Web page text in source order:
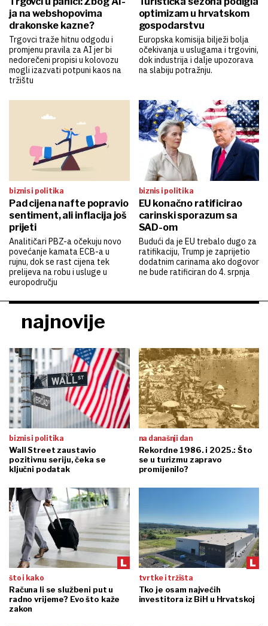
ja na webshopovima
drakonske kazne?
Trgovci traže hitnu odgodu i
promjenu pravila za AI jer bi
nedorečeni propisi u kolovozu
mogli izazvati potpuni kaos na
tržištu
optimizam u hrvatskom
gospodarstvu
Europska komisija bilježi bolja
očekivanja u uslugama i trgovini,
dok industrija i dalje upozorava
na slabiju potražnju.
biznis i politika
Pad cijena nafte popravio
sentiment, ali inflacija još
prijeti
Analitičari PBZ-a očekuju novo
povećanje kamata ECB-a u
rujnu, dok se rast cijena tek
prelijeva na robu i usluge u
europodručju
biznis i politika
EU konačno ratificirao
carinski sporazum sa
SAD-om
Budući da je EU trebalo dugo za
ratifikaciju, Trump je zaprijetio
dodatnim carinama ako dogovor
ne bude ratificiran do 4. srpnja
najnovije
biznis i politika
Wall Street zaustavio
pozitivnu seriju, čeka se
ključni podatak
na današnji dan
Rekordne 1986. i 2025.: Što
se u turizmu zapravo
promijenilo?
što i kako
Računa li se službeni put u
radno vrijeme? Evo što kaže
zakon
tvrtke i tržišta
Tko je osam najvećih
investitora iz BiH u Hrvatskoj